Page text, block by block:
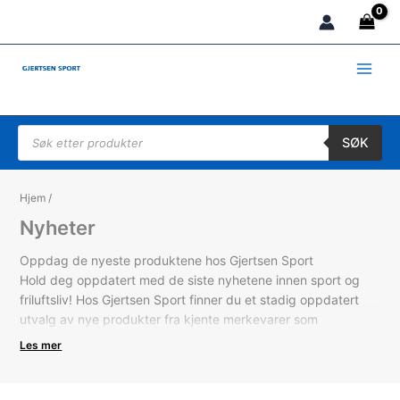
til
innholdet
Products search
SØK
Hjem /
Nyheter
Oppdag de nyeste produktene hos Gjertsen Sport
Hold deg oppdatert med de siste nyhetene innen sport og
friluftsliv! Hos Gjertsen Sport finner du et stadig oppdatert
utvalg av nye produkter fra kjente merkevarer som
Patagonia, Fjällräven, Amundsen Sports, Asics og Saucony.
Les mer